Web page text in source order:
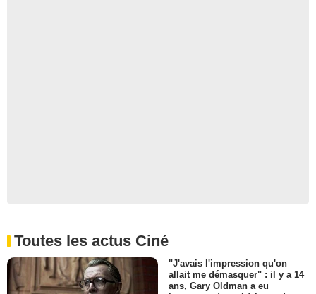
Toutes les actus Ciné
"J'avais l'impression qu'on
allait me démasquer" : il y a 14
ans, Gary Oldman a eu